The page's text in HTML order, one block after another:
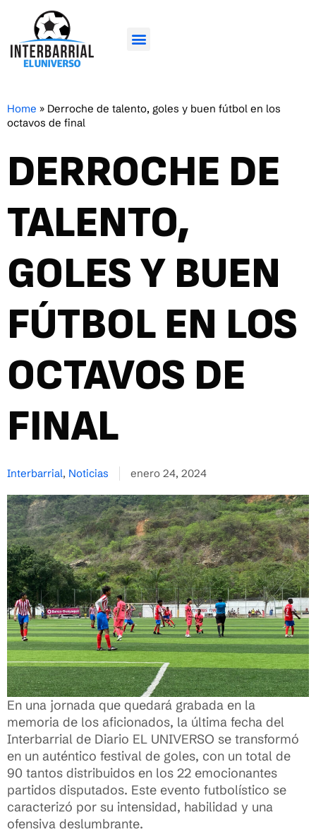
Home » Derroche de talento, goles y buen fútbol en los
octavos de final
DERROCHE DE
TALENTO,
GOLES Y BUEN
FÚTBOL EN LOS
OCTAVOS DE
FINAL
Interbarrial, Noticias enero 24, 2024
En una jornada que quedará grabada en la
memoria de los aficionados, la última fecha del
Interbarrial de Diario EL UNIVERSO se transformó
en un auténtico festival de goles, con un total de
90 tantos distribuidos en los 22 emocionantes
partidos disputados. Este evento futbolístico se
caracterizó por su intensidad, habilidad y una
ofensiva deslumbrante.